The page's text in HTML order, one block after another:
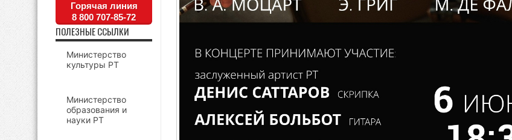
Горячая линия
8 800 707-85-72
ПОЛЕЗНЫЕ ССЫЛКИ
Министерство
культуры РТ
Министерство
образования и
науки РТ